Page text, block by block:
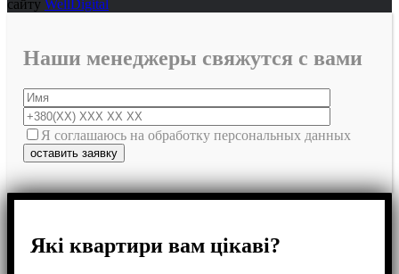
сайту WellDigital
Наши менеджеры свяжутся с вами
Я соглашаюсь на обработку персональных данных
Які квартири вам цікаві?